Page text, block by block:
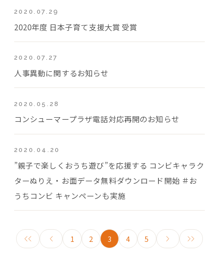
2020.07.29
2020年度 日本子育て支援大賞 受賞
2020.07.27
人事異動に関するお知らせ
2020.05.28
コンシューマープラザ電話対応再開のお知らせ
2020.04.20
”親子で楽しくおうち遊び”を応援する コンビキャラク
ターぬりえ・お面データ無料ダウンロード開始 ＃お
うちコンビ キャンペーンも実施
1 2 3 4 5